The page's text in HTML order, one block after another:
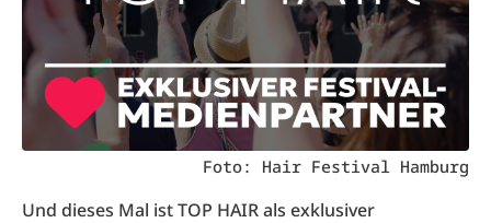
Foto: Hair Festival Hamburg
Und dieses Mal ist TOP HAIR als exklusiver